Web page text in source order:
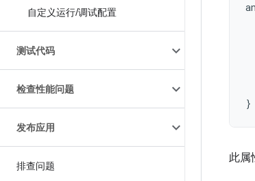
自定义运行/调试配置
测试代码
检查性能问题
发布应用
排查问题
}
此属